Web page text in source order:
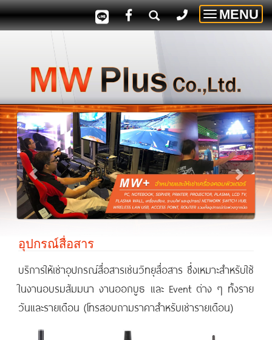
Toggle
MENU
อุปกรณ์​สื่อสาร​
บริการให้เช่าอุปกรณ์สื่อสารเช่นวิทยุสื่อสาร ซึ่งเหมาะสำหรับใช้
ในงานอบรมสัมมนา งานออกบูธ และ Event ต่าง ๆ ทั้งราย
วันและรายเดือน (โทรสอบถามราคาสำหรับเช่ารายเดือน)